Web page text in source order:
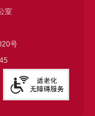
室
号